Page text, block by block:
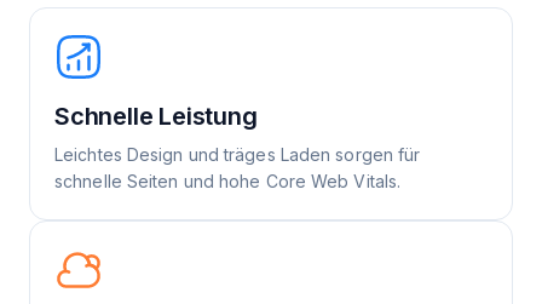
Schnelle Leistung
Leichtes Design und träges Laden sorgen für
schnelle Seiten und hohe Core Web Vitals.